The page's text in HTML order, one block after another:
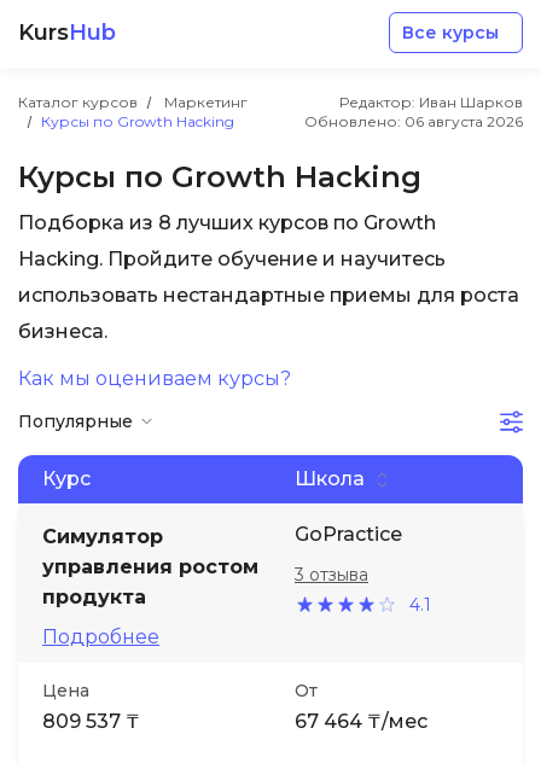
KursHub Все курсы
Каталог курсов
Маркетинг
Курсы по Growth Hacking
Редактор: Иван Шарков
Обновлено: 06 августа 2026
Курсы по Growth Hacking
Подборка из 8 лучших курсов по Growth
Hacking. Пройдите обучение и научитесь
использовать нестандартные приемы для роста
бизнеса.
Как мы оцениваем курсы?
Популярные
Курс Школа
Симулятор
управления ростом
продукта
Подробнее
GoPractice
4.1
3 отзыва
Цена
809 537 ₸
От
67 464 ₸/мес
Разработка
Маркетинг
Дизайн
Аналитика
Менеджмент
Иностранные языки
ДПО